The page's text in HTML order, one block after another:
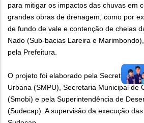
para mitigar os impactos das chuvas em
grandes obras de drenagem, como por
de fundo de vale e contenção de cheias
Nado (Sub-bacias Lareira e
pela Prefeitura.
O projeto foi elaborado pela Secretaria
Urbana (SMPU), Secretaria Municipal de
(Smobi) e pela Superintendência de
(Sudecap). A supervisão da execução